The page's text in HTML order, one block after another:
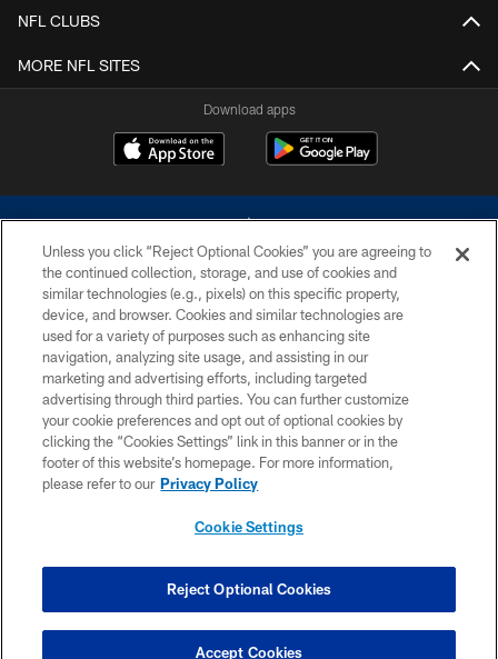
NFL CLUBS
MORE NFL SITES
Download apps
©2026 Dallas Cowboys. All rights reserved. Do not duplicate in any form
without permission of the Dallas Cowboys. The Dallas Cowboys
Cheerleaders will not initiate contact with any person to request personal or
financial information.
PRIVACY POLICY
ACCESSIBILITY
SITE MAP
COOKIE SETTINGS
Unless you click “Reject Optional Cookies” you are agreeing to
the continued collection, storage, and use of cookies and
similar technologies (e.g., pixels) on this specific property,
device, and browser. Cookies and similar technologies are
used for a variety of purposes such as enhancing site
navigation, analyzing site usage, and assisting in our
marketing and advertising efforts, including targeted
advertising through third parties. You can further customize
your cookie preferences and opt out of optional cookies by
clicking the “Cookies Settings” link in this banner or in the
footer of this website’s homepage. For more information,
please refer to our Privacy Policy
Cookie Settings
Reject Optional Cookies
Accept Cookies